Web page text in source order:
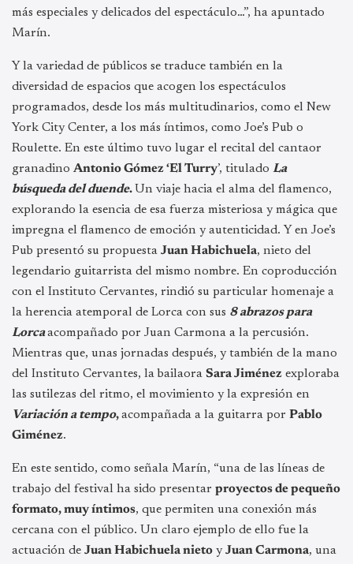
más especiales y delicados del espectáculo…”, ha apuntado
Marín.
Y la variedad de públicos se traduce también en la
diversidad de espacios que acogen los espectáculos
programados, desde los más multitudinarios, como el New
York City Center, a los más íntimos, como Joe’s Pub o
Roulette. En este último tuvo lugar el recital del cantaor
granadino Antonio Gómez ‘El Turry’, titulado La
búsqueda del duende. Un viaje hacia el alma del flamenco,
explorando la esencia de esa fuerza misteriosa y mágica que
impregna el flamenco de emoción y autenticidad. Y en Joe’s
Pub presentó su propuesta Juan Habichuela, nieto del
legendario guitarrista del mismo nombre. En coproducción
con el Instituto Cervantes, rindió su particular homenaje a
la herencia atemporal de Lorca con sus 8 abrazos para
Lorcaacompañado por Juan Carmona a la percusión.
Mientras que, unas jornadas después, y también de la mano
del Instituto Cervantes, la bailaora Sara Jiménez exploraba
las sutilezas del ritmo, el movimiento y la expresión en
Variación a tempo,acompañada a la guitarra por Pablo
Giménez.
En este sentido, como señala Marín, “una de las líneas de
trabajo del festival ha sido presentar proyectos de pequeño
formato, muy íntimos, que permiten una conexión más
cercana con el público. Un claro ejemplo de ello fue la
actuación de Juan Habichuela nieto yJuan Carmona, una